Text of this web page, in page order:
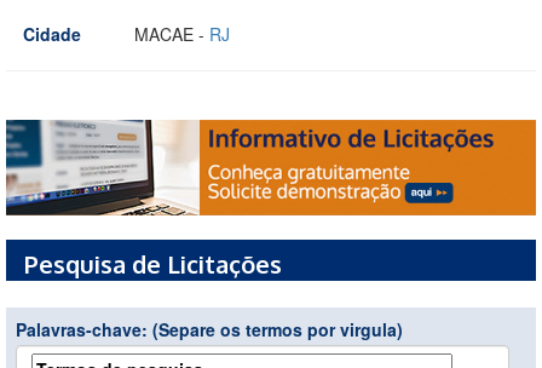
Cidade MACAE - RJ
Pesquisa de Licitações
Palavras-chave: (Separe os termos por virgula)